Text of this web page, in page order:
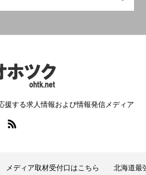
援する求人情報および情報発信メディア
メディア取材受付口はこちら 北海道最